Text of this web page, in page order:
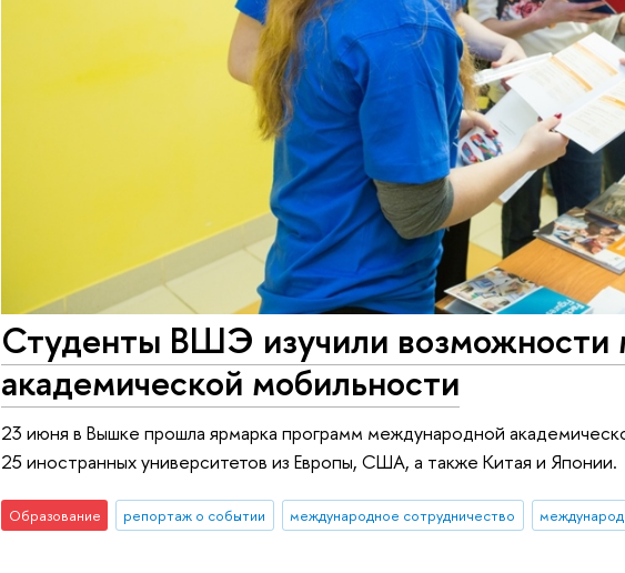
Студенты ВШЭ изучили возможности
академической мобильности
23 июня в Вышке прошла ярмарка программ международной
25 иностранных университетов из Европы, США, а также Китая и Японии.
Образование репортаж о событии международное сотрудничество